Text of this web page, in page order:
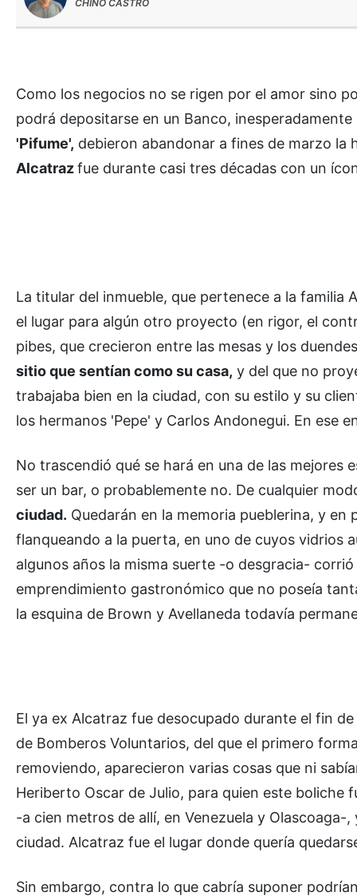
CHINO CASTRO
Como los negocios no se rigen por el amor sino
podrá depositarse en un Banco,
'Pifume', debieron abandonar a fines de marzo la
Alcatrazfue durante casi tres décadas con un
La titular del inmueble, que pertenece a la familia
el lugar para algún otro proyecto (en rigor, el
pibes, que crecieron entre las mesas y los
sitio que sentían como su casa, y del que no
trabajaba bien en la ciudad, con su estilo y su
los hermanos 'Pepe' y Carlos Andonegui. En ese
No trascendió qué se hará en una de las mejores
ser un bar, o probablemente no. De cualquier
ciudad. Quedarán en la memoria pueblerina, y
flanqueando a la puerta, en uno de cuyos vidrios
algunos años la misma suerte -o desgracia-
emprendimiento gastronómico que no poseía
la esquina de Brown y Avellaneda todavía
El ya ex Alcatraz fue desocupado durante el fin
de Bomberos Voluntarios, del que el primero
removiendo, aparecieron varias cosas que ni
Heriberto Oscar de Julio, para quien este boliche
-a cien metros de allí, en Venezuela y
ciudad. Alcatraz fue el lugar donde quería
Sin embargo, contra lo que cabría suponer